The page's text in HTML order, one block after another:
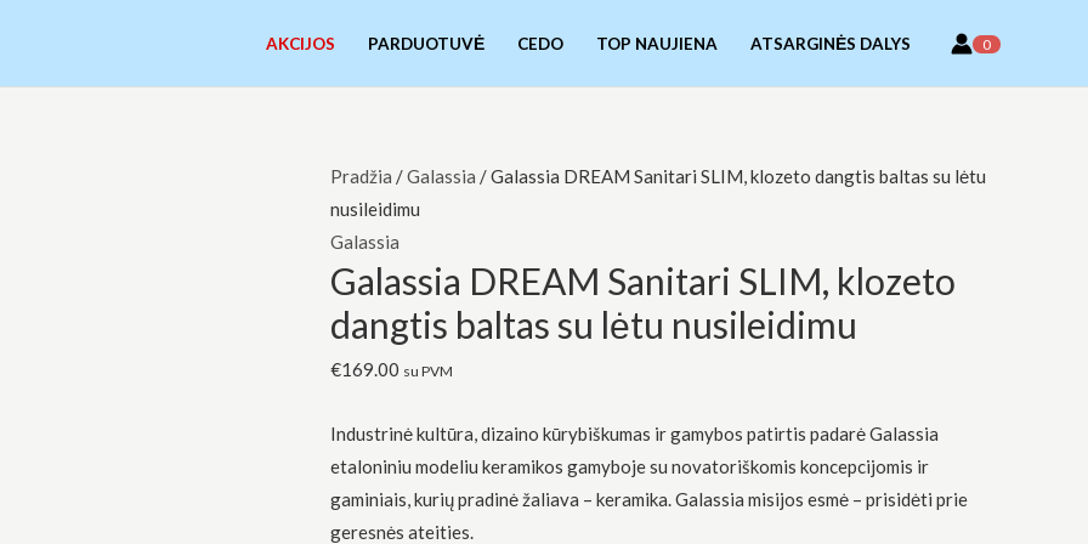
AKCIJOS PARDUOTUVĖ CEDO TOP NAUJIENA ATSARGINĖS DALYS 0
Pradžia /Galassia / Galassia DREAM Sanitari SLIM, klozeto dangtis baltas su lėtu
nusileidimu
Galassia
Galassia DREAM Sanitari SLIM, klozeto
dangtis baltas su lėtu nusileidimu
€169.00 su PVM
Industrinė kultūra, dizaino kūrybiškumas ir gamybos patirtis padarė Galassia
etaloniniu modeliu keramikos gamyboje su novatoriškomis koncepcijomis ir
gaminiais, kurių pradinė žaliava – keramika. Galassia misijos esmė – prisidėti prie
geresnės ateities.
produkto
kiekis:
Galassia
DREAM
Sanitari
SLIM,
klozeto
baltas
su
lėtu
nusileidimu